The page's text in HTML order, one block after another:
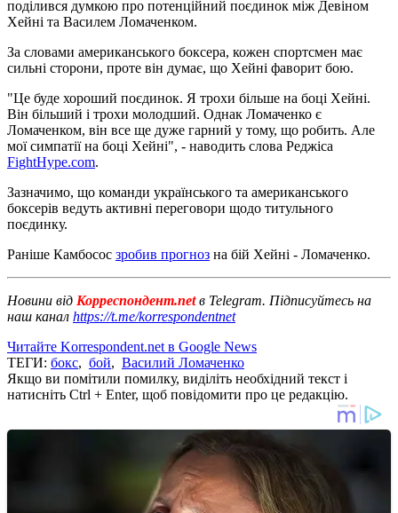
поділився думкою про потенційний поєдинок між Девіном
Хейні та Василем Ломаченком.
За словами американського боксера, кожен спортсмен має
сильні сторони, проте він думає, що Хейні фаворит бою.
"Це буде хороший поєдинок. Я трохи більше на боці Хейні.
Він більший і трохи молодший. Однак Ломаченко є
Ломаченком, він все ще дуже гарний у тому, що робить. Але
мої симпатії на боці Хейні", - наводить слова Реджіса
FightHype.com.
Зазначимо, що команди українського та американського
боксерів ведуть активні переговори щодо титульного
поєдинку.
Раніше Камбосос зробив прогноз на бій Хейні - Ломаченко.
Новини від Корреспондент.netв Telegram. Підписуйтесь на
наш канал https://t.me/korrespondentnet
Читайте Korrespondent.net в Google News
ТЕГИ: бокс, бой, Василий Ломаченко
Якщо ви помітили помилку, виділіть необхідний текст і
натисніть Ctrl + Enter, щоб повідомити про це редакцію.